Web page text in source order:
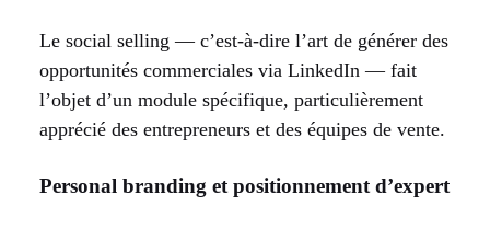
Le social selling — c’est-à-dire l’art de générer des
opportunités commerciales via LinkedIn — fait
l’objet d’un module spécifique, particulièrement
apprécié des entrepreneurs et des équipes de vente.
Personal branding et positionnement d’expert